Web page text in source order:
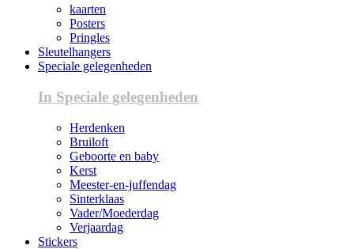
kaarten
Posters
Pringles
Sleutelhangers
Speciale gelegenheden
In Speciale gelegenheden
Herdenken
Bruiloft
Geboorte en baby
Kerst
Meester-en-juffendag
Sinterklaas
Vader/Moederdag
Verjaardag
Stickers